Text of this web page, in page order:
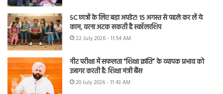
SC छात्रों के लिए बड़ा अपडेट! 15 अगस्त से पहले कर लें ये
काम, वरना अटक सकती है स्कॉलरशिप
22 July 2026 - 11:54 AM
नीट परीक्षा में सफलता “शिक्षा क्रांति” के व्यापक प्रभाव को
उजागर करती है: शिक्षा मंत्री बैंस
20 July 2026 - 11:43 AM